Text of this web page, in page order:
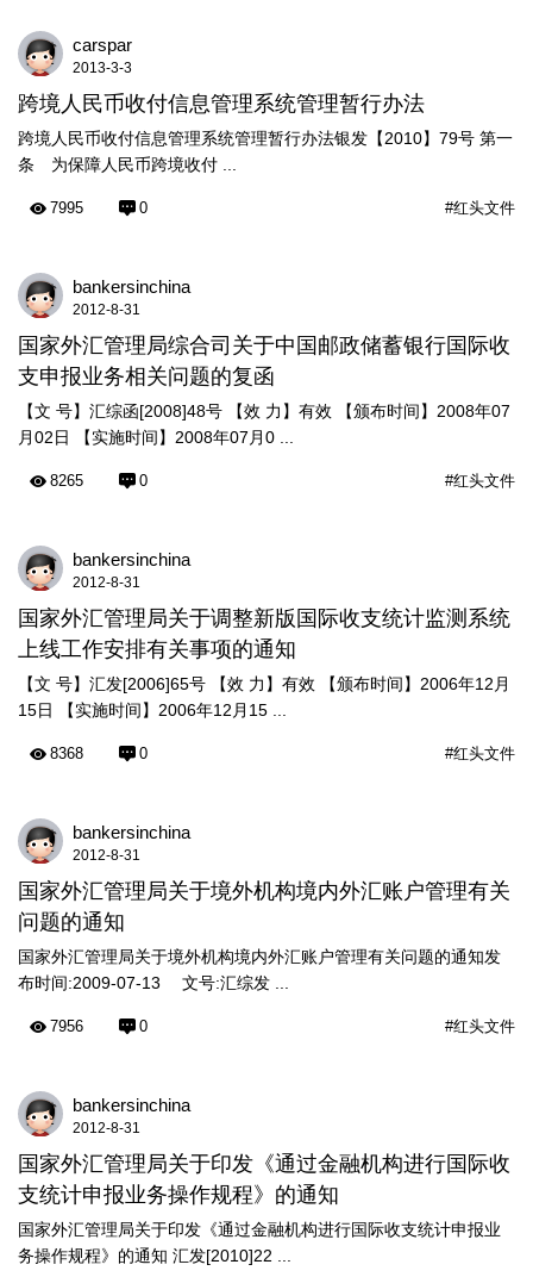
carspar
2013-3-3
跨境人民币收付信息管理系统管理暂行办法
跨境人民币收付信息管理系统管理暂行办法银发【2010】79号 第一
条 为保障人民币跨境收付 ...
#红头文件
7995 0
bankersinchina
2012-8-31
国家外汇管理局综合司关于中国邮政储蓄银行国际收
支申报业务相关问题的复函
【文 号】汇综函[2008]48号 【效 力】有效 【颁布时间】2008年07
月02日 【实施时间】2008年07月0 ...
#红头文件
8265 0
bankersinchina
2012-8-31
国家外汇管理局关于调整新版国际收支统计监测系统
上线工作安排有关事项的通知
【文 号】汇发[2006]65号 【效 力】有效 【颁布时间】2006年12月
15日 【实施时间】2006年12月15 ...
#红头文件
8368 0
bankersinchina
2012-8-31
国家外汇管理局关于境外机构境内外汇账户管理有关
问题的通知
国家外汇管理局关于境外机构境内外汇账户管理有关问题的通知发
布时间:2009-07-13 文号:汇综发 ...
#红头文件
7956 0
bankersinchina
2012-8-31
国家外汇管理局关于印发《通过金融机构进行国际收
支统计申报业务操作规程》的通知
国家外汇管理局关于印发《通过金融机构进行国际收支统计申报业
务操作规程》的通知 汇发[2010]22 ...